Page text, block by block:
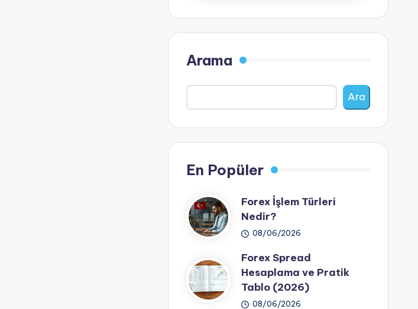
Arama
Ara
En Popüler
Forex İşlem Türleri
Nedir?
08/06/2026
Forex Spread
Hesaplama ve Pratik
Tablo (2026)
08/06/2026